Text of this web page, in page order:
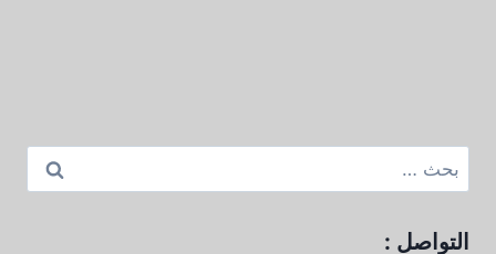
عن:
التواصل :